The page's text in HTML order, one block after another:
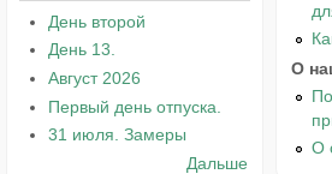
День второй
День 13.
Август 2026
Первый день отпуска.
31 июля. Замеры
Дальше
О
О